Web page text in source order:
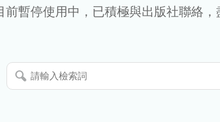
前暫停使用中，已積極與出版社聯絡
請
輸